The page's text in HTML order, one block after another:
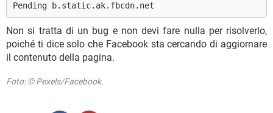
Pending b.static.ak.fbcdn.net
Non si tratta di un bug e non devi fare nulla per risolverlo,
poiché ti dice solo che Facebook sta cercando di aggiornare
il contenuto della pagina.
Foto: © Pexels/Facebook.